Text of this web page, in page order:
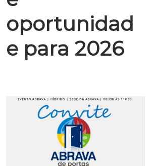
oportunidad
e para 2026